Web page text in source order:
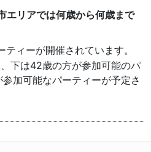
エリアでは何歳から何歳まで
ィーが開催されています。
下は42歳の方が参加可能のパ
加可能なパーティーが予定さ